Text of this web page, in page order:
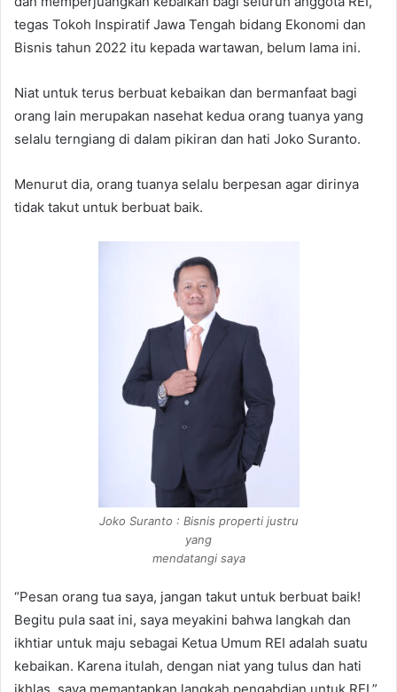
tegas Tokoh Inspiratif Jawa Tengah bidang Ekonomi dan
Bisnis tahun 2022 itu kepada wartawan, belum lama ini.
Niat untuk terus berbuat kebaikan dan bermanfaat bagi
orang lain merupakan nasehat kedua orang tuanya yang
selalu terngiang di dalam pikiran dan hati Joko Suranto.
Menurut dia, orang tuanya selalu berpesan agar dirinya
tidak takut untuk berbuat baik.
Joko Suranto : Bisnis properti justru
yang
mendatangi saya
“Pesan orang tua saya, jangan takut untuk berbuat baik!
Begitu pula saat ini, saya meyakini bahwa langkah dan
ikhtiar untuk maju sebagai Ketua Umum REI adalah suatu
kebaikan. Karena itulah, dengan niat yang tulus dan hati